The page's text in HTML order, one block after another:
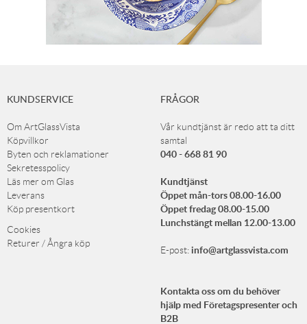
KUNDSERVICE
Om ArtGlassVista
Köpvillkor
Byten och reklamationer
Sekretesspolicy
Läs mer om Glas
Leverans
Köp presentkort
Cookies
Returer / Ångra köp
FRÅGOR
Vår kundtjänst är redo att ta ditt
samtal
040 - 668 81 90
Kundtjänst
Öppet mån-tors 08.00-16.00
Öppet fredag 08.00-15.00
Lunchstängt mellan 12.00-13.00
E-post:info@artglassvista.com
Kontakta oss om du behöver
hjälp med Företagspresenter och
B2B